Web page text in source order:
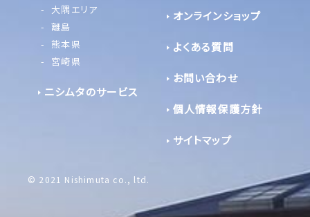
大隅エリア
離島
熊本県
宮崎県
ニシムタのサービス
オンラインショップ
よくある質問
お問い合わせ
個人情報保護方針
サイトマップ
© 2021 Nishimuta co., ltd.